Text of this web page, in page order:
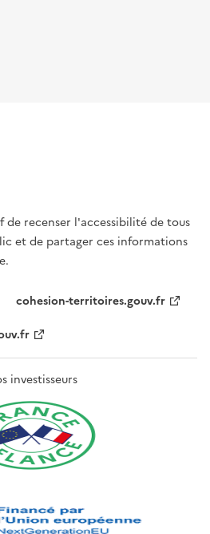
de recenser l'accessibilité de tous
et de partager ces informations
cohesion-territoires.gouv.fr
investisseurs